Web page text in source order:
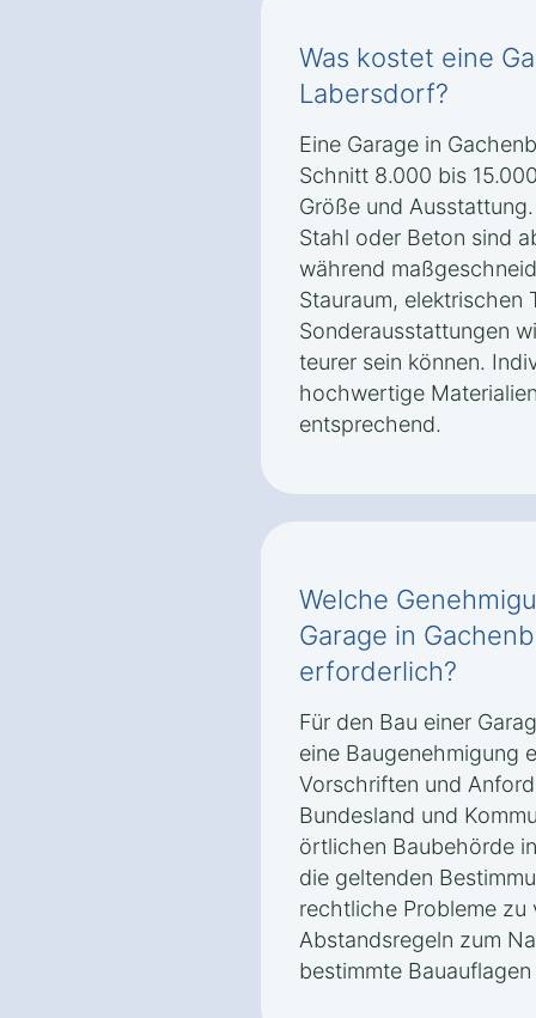
Was kostet eine
Labersdorf?
Eine Garage in
Schnitt 8.000 bis
Größe und
Stahl oder Beton sind
während
Stauraum, elektrischen
Sonderausstattungen
teurer sein können.
hochwertige
entsprechend.
Welche
Garage in
erforderlich?
Für den Bau einer
eine Baugenehmigung
Vorschriften und
Bundesland und
örtlichen Baubehörde
die geltenden
rechtliche Probleme zu
Abstandsregeln zum
bestimmte